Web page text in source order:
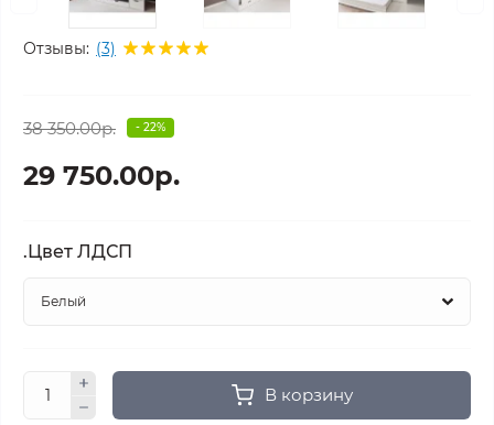
Отзывы: (3)
38 350.00р. - 22%
29 750.00р.
.Цвет ЛДСП
В корзину